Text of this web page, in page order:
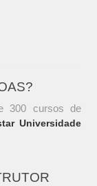
300 cursos de
Universidade